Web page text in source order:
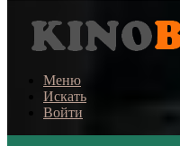
Меню
Искать
Войти